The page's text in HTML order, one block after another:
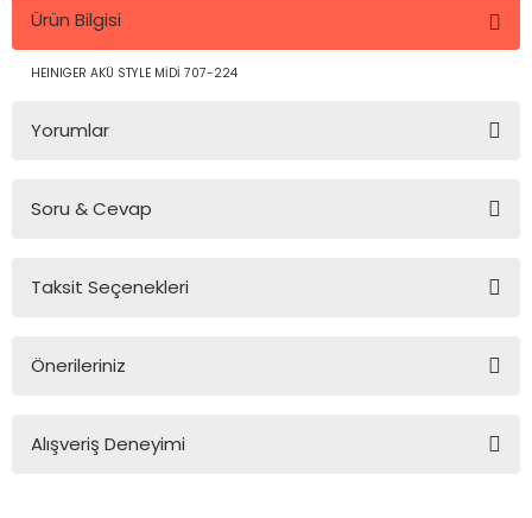
Ürün Bilgisi
HEINIGER AKÜ STYLE MİDİ 707-224
Yorumlar
Soru & Cevap
Ürün hakkında henüz soru sorulmamış.
Taksit Seçenekleri
Önerileriniz
konularda yetersiz gördüğünüz noktaları öneri formunu
Alışveriş Deneyimi